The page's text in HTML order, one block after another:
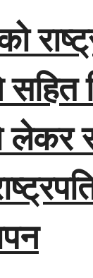
सहित
लेकर